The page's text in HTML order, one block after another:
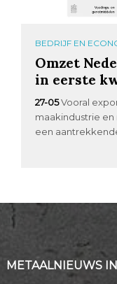
BEDRIJF EN
Omzet
in eerste
27-05Vooral
maakindustrie
een
METAALNIEUWS